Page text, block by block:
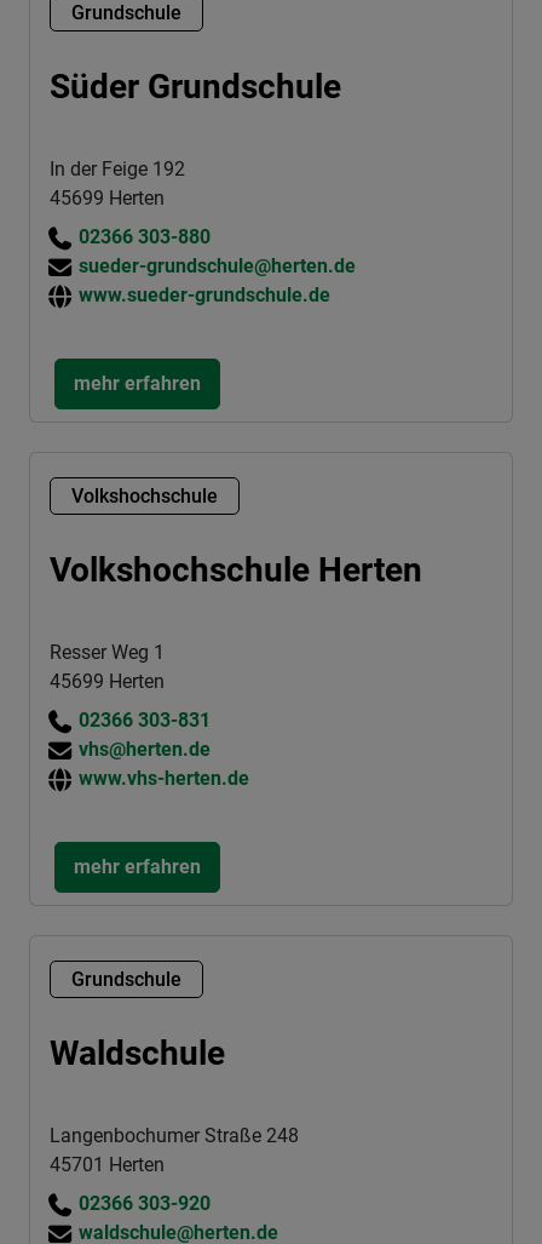
Grundschule
Süder Grundschule
In der Feige 192
45699 Herten
02366 303-880
sueder-grundschule@herten.de
www.sueder-grundschule.de
mehr erfahren
Volkshochschule
Volkshochschule Herten
Resser Weg 1
45699 Herten
02366 303-831
vhs@herten.de
www.vhs-herten.de
mehr erfahren
Grundschule
Waldschule
Langenbochumer Straße 248
45701 Herten
02366 303-920
waldschule@herten.de